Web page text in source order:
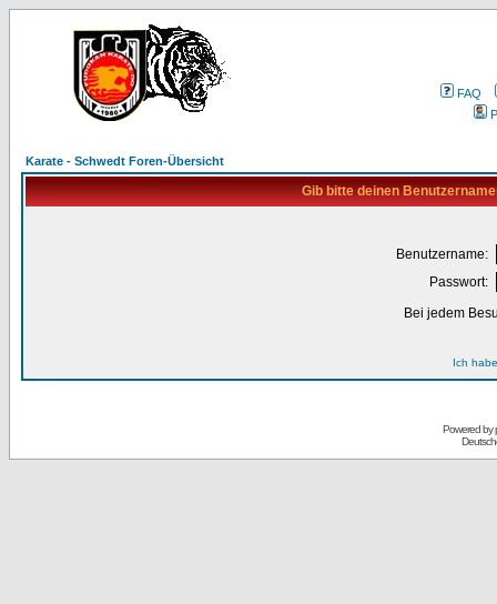
FAQ
Karate - Schwedt Foren-Übersicht
Gib bitte deinen
Benutzername:
Passwort:
Bei jedem
Ich
Powered by